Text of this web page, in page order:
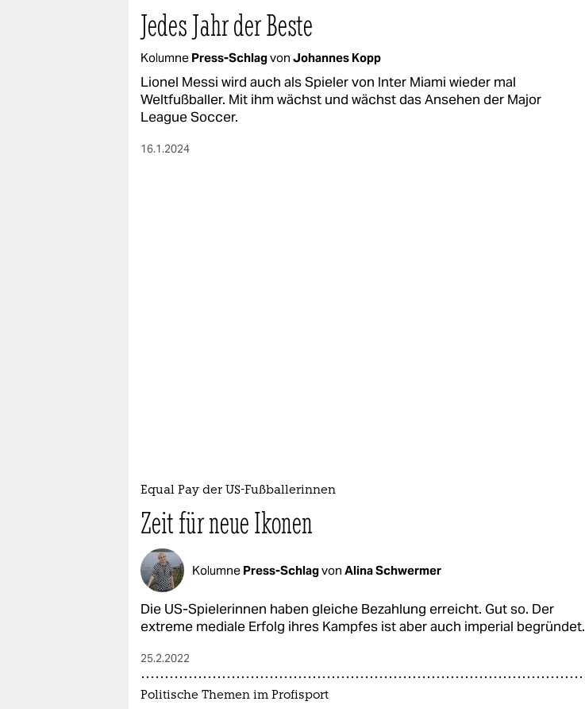
Jedes Jahr der Beste
Kolumne Press-Schlagvon Johannes Kopp
Lionel Messi wird auch als Spieler von Inter Miami wieder mal
Weltfußballer. Mit ihm wächst und wächst das Ansehen der Major
League Soccer.
16.1.2024
Equal Pay der US-Fußballerinnen
Zeit für neue Ikonen
Kolumne Press-Schlagvon Alina Schwermer
Die US-Spielerinnen haben gleiche Bezahlung erreicht. Gut so. Der
extreme mediale Erfolg ihres Kampfes ist aber auch imperial begründet.
25.2.2022
Politische Themen im Profisport